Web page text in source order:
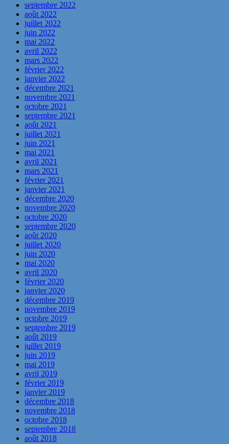
septembre 2022
août 2022
juillet 2022
juin 2022
mai 2022
avril 2022
mars 2022
février 2022
janvier 2022
décembre 2021
novembre 2021
octobre 2021
septembre 2021
août 2021
juillet 2021
juin 2021
mai 2021
avril 2021
mars 2021
février 2021
janvier 2021
décembre 2020
novembre 2020
octobre 2020
septembre 2020
août 2020
juillet 2020
juin 2020
mai 2020
avril 2020
février 2020
janvier 2020
décembre 2019
novembre 2019
octobre 2019
septembre 2019
août 2019
juillet 2019
juin 2019
mai 2019
avril 2019
février 2019
janvier 2019
décembre 2018
novembre 2018
octobre 2018
septembre 2018
août 2018